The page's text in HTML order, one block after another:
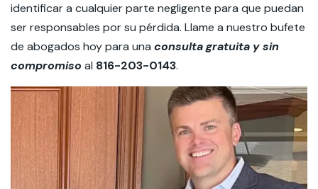
identificar a cualquier parte negligente para que puedan
ser responsables por su pérdida. Llame a nuestro bufete
de abogados hoy para una consulta gratuita y sin
compromiso al 816-203-0143.